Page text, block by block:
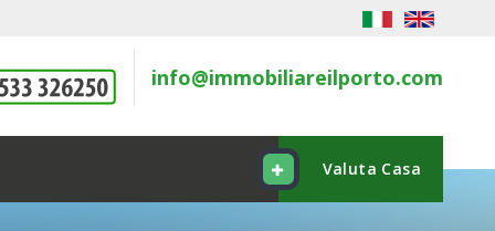
info@immobiliareilporto.com
Valuta Casa